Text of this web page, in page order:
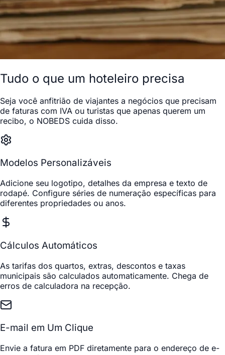
Tudo o que um hoteleiro precisa
Seja você anfitrião de viajantes a negócios que precisam
de faturas com IVA ou turistas que apenas querem um
recibo, o NOBEDS cuida disso.
Modelos Personalizáveis
Adicione seu logotipo, detalhes da empresa e texto de
rodapé. Configure séries de numeração específicas para
diferentes propriedades ou anos.
Cálculos Automáticos
As tarifas dos quartos, extras, descontos e taxas
municipais são calculados automaticamente. Chega de
erros de calculadora na recepção.
E-mail em Um Clique
Envie a fatura em PDF diretamente para o endereço de e-